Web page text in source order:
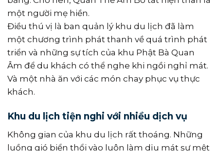
một người mẹ hiền.
Điều thú vị là ban quản lý khu du lịch đã làm
một chương trình phát thanh về quá trình phát
triển và những sự tích của khu Phật Bà Quan
Âm để du khách có thể nghe khi ngồi nghỉ mát.
Và một nhà ăn với các món chay phục vụ thực
khách.
Khu du lịch tiện nghi với nhiều dịch vụ
Không gian của khu du lịch rất thoáng. Những
luồng gió biển thổi vào luôn làm dịu mát sự mệt